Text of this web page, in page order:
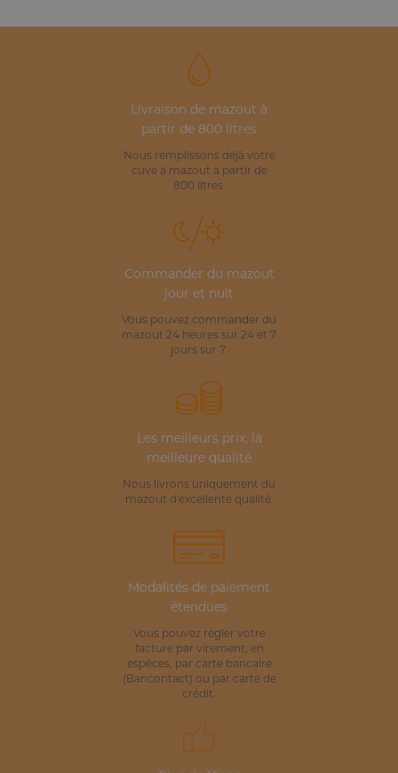
Livraison de mazout à
partir de 800 litres
Nous remplissons déjà votre
cuve à mazout à partir de
800 litres.
Commander du mazout
jour et nuit
Vous pouvez commander du
mazout 24 heures sur 24 et 7
jours sur 7.
Les meilleurs prix, la
meilleure qualité
Nous livrons uniquement du
mazout d'excellente qualité.
Modalités de paiement
étendues
Vous pouvez régler votre
facture par virement, en
espèces, par carte bancaire
(Bancontact) ou par carte de
crédit.